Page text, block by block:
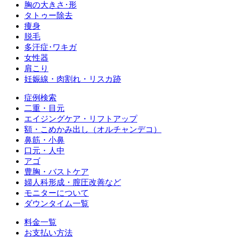
胸の大きさ･形
タトゥー除去
痩身
脱毛
多汗症･ワキガ
女性器
肩こり
妊娠線・肉割れ・リスカ跡
症例検索
二重・目元
エイジングケア・リフトアップ
額・こめかみ出し（オルチャンデコ）
鼻筋・小鼻
口元・人中
アゴ
豊胸・バストケア
婦人科形成・膣圧改善など
モニターについて
ダウンタイム一覧
料金一覧
お支払い方法